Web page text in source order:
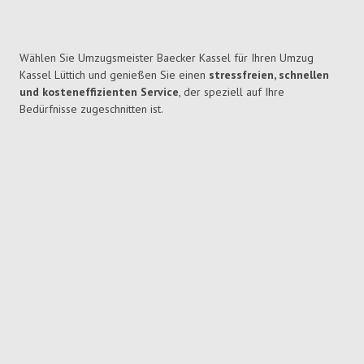
Wählen Sie Umzugsmeister Baecker Kassel für Ihren Umzug
Kassel Lüttich und genießen Sie einen stressfreien, schnellen
und kosteneffizienten Service, der speziell auf Ihre
Bedürfnisse zugeschnitten ist.